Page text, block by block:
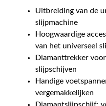
Uitbreiding van de
slijpmachine
Hoogwaardige
van het universeel
Diamanttrekker
slijpschijven
Handige
vergemakkelijken